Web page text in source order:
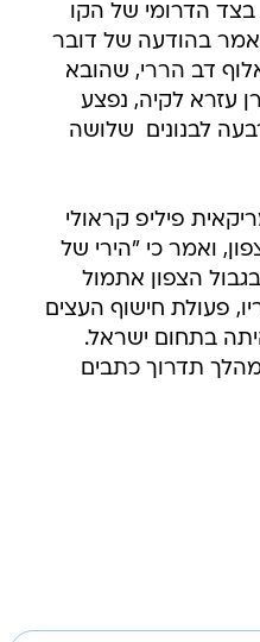
בצד הדרומי של הקו
בהודעה של דובר
דב הררי, שהובא
עזרא לקיה, נפצע
לבנונים  שלושה
פיליפ קראולי
ואמר כי "הירי של
הצפון אתמול
פעולת חישוף העצים
בתחום ישראל.
תדרוך כתבים